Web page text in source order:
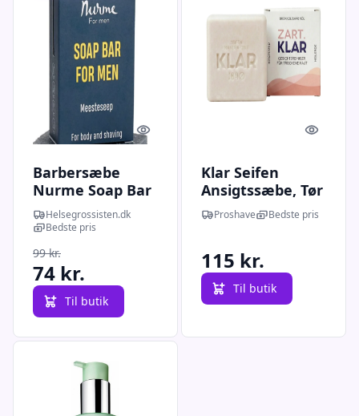
Quick look
Barbersæbe
Nurme Soap Bar
For Men DATO
11-25
Helsegrossisten.dk
Bedste pris
99 kr.
74 kr.
Til butik
Quick
Klar Seifen
Ansigtssæbe, Tør
hud, 75 g.
Proshave Bedste pris
115 kr.
Til butik